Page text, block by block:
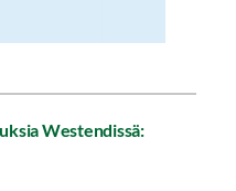
Westendissä: